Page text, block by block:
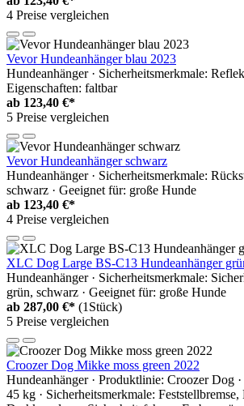
4 Preise vergleichen
Vevor Hundeanhänger blau 2023
Hundeanhänger · Sicherheitsmerkmale:
Eigenschaften: faltbar
ab 123,40 €*
5 Preise vergleichen
Vevor Hundeanhänger schwarz
Hundeanhänger · Sicherheitsmerkmale:
schwarz · Geeignet für: große Hunde
ab 123,40 €*
4 Preise vergleichen
XLC Dog Large BS-C13 Hundeanhänger
Hundeanhänger · Sicherheitsmerkmale:
grün, schwarz · Geeignet für: große Hunde
ab 287,00 €* (1Stück)
5 Preise vergleichen
Croozer Dog Mikke moss green 2022
Hundeanhänger · Produktlinie: Croozer Dog
45 kg · Sicherheitsmerkmale: